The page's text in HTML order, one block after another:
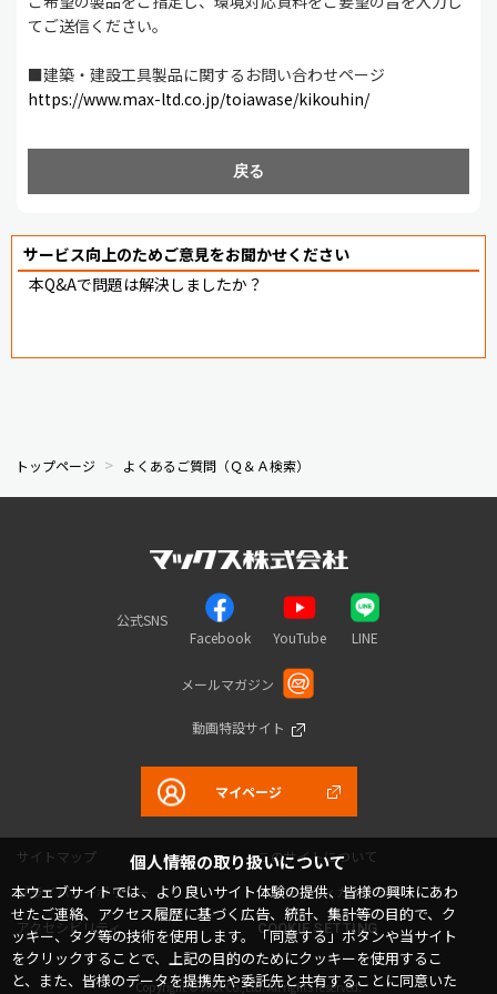
個人情報の取り扱いについて
本ウェブサイトでは、より良いサイト体験の提供、皆様の興味にあわ
せたご連絡、アクセス履歴に基づく広告、統計、集計等の目的で、ク
ッキー、タグ等の技術を使用します。「同意する」ボタンや当サイト
をクリックすることで、上記の目的のためにクッキーを使用するこ
と、また、皆様のデータを提携先や委託先と共有することに同意いた
てご送信ください。
■建築・建設工具製品に関するお問い合わせページ
https://www.max-ltd.co.jp/toiawase/kikouhin/
戻る
サービス向上のためご意見をお聞かせください
本Q&Aで問題は解決しましたか？
トップページ よくあるご質問（Ｑ＆Ａ検索）
公式SNS
Facebook
YouTube LINE
メールマガジン
動画特設サイト
マイページ
サイトマップ
このサイトについて
プライバシーポリシー
コミュニティガイドライン
アクセシビリティ
COOKIE SETTING
Copyright © MAX Co.,Ltd. All rights reserved.